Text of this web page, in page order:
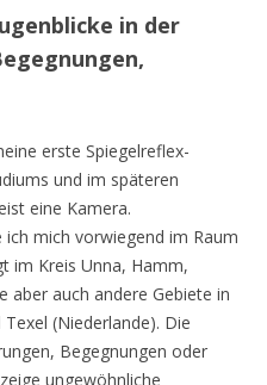
in der
erste Spiegelreflex-
und im späteren
eine Kamera.
mich vorwiegend im Raum
im Kreis Unna, Hamm,
aber auch andere Gebiete in
(Niederlande). Die
Begegnungen oder
ungewöhnliche